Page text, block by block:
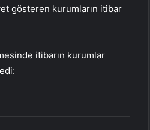
gösteren kurumların itibar
itibarın kurumlar